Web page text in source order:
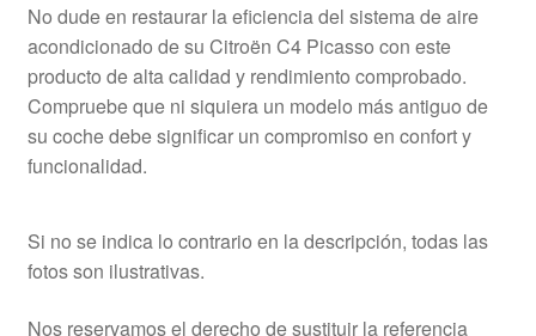
No dude en restaurar la eficiencia del sistema de aire
acondicionado de su Citroën C4 Picasso con este
producto de alta calidad y rendimiento comprobado.
Compruebe que ni siquiera un modelo más antiguo de
su coche debe significar un compromiso en confort y
funcionalidad.
Si no se indica lo contrario en la descripción, todas las
fotos son ilustrativas.
Nos reservamos el derecho de sustituir la referencia